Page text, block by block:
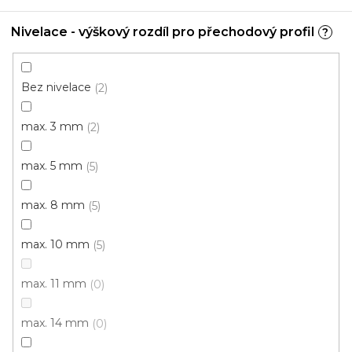
Nivelace - výškový rozdíl pro přechodový profil ?
Bez nivelace 2
max. 3 mm 2
max. 5 mm 5
max. 8 mm 5
max. 10 mm 5
max. 11 mm 0
max. 14 mm 0
AC 24 SCHODOVÉ LIŠTY - ŠROUBOVACÍ, 8x15 mm
od
Inox Stříbrná